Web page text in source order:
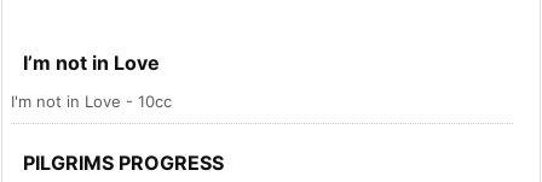
I’m not in Love
I'm not in Love - 10cc
PILGRIMS PROGRESS